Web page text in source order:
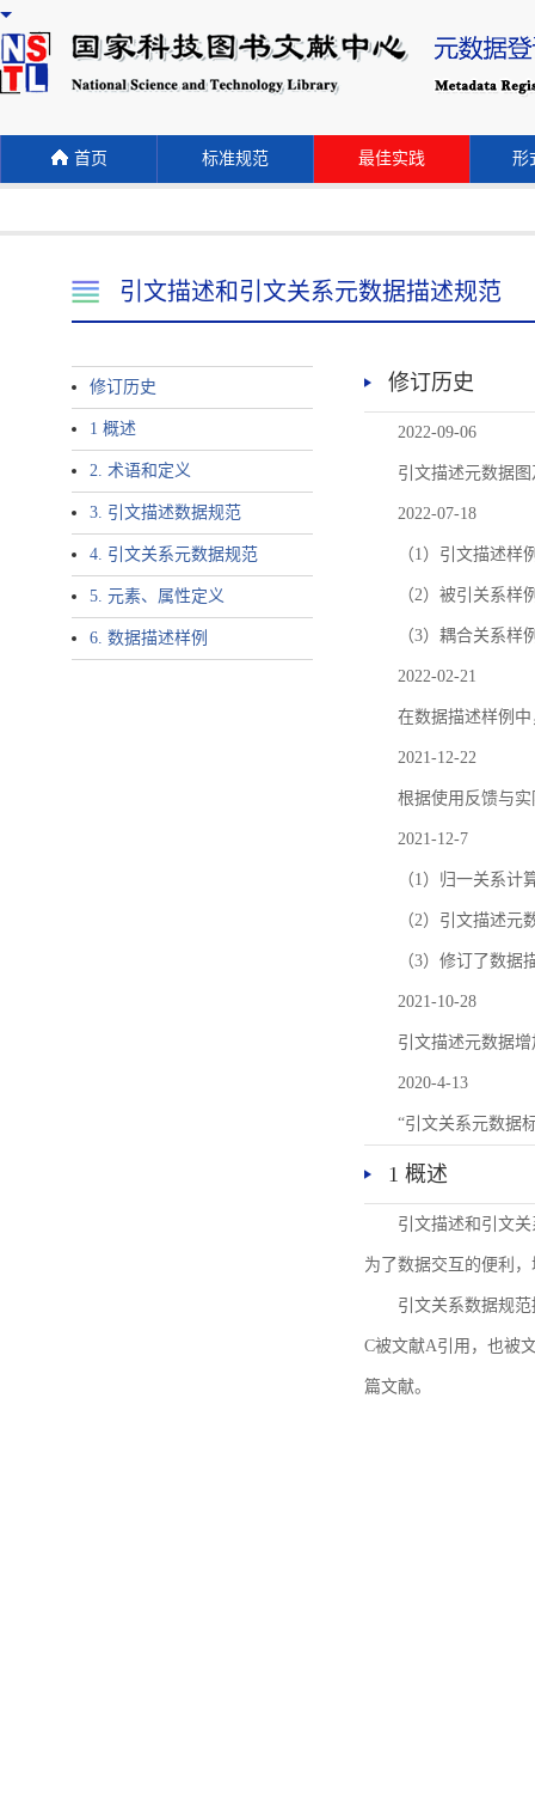
首页 标准规范 最佳实践 形
引文描述和引文关系元数据描述规范
修订历史
1 概述
2. 术语和定义
3. 引文描述数据规范
4. 引文关系元数据规范
5. 元素、属性定义
6. 数据描述样例
修订历史
2022-09-06
引文描述元数据
2022-07-18
（1）引文描述样
（2）被引关系
（3）耦合关系
2022-02-21
在数据描述样例
2021-12-22
根据使用反馈与
2021-12-7
（1）归一关系
（2）引文描述元
（3）修订了数据
2021-10-28
引文描述元数据增
2020-4-13
“引文关系元数据
1 概述
引文描述和引文
为了数据交互的便利
引文关系数据规
C被文献A引用，也被
篇文献。